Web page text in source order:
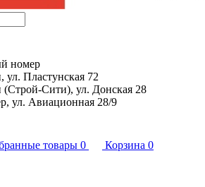
номер
ул. Пластунская 72
(Строй-Сити), ул. Донская 28
ул. Авиационная 28/9
товары 0 Корзина 0